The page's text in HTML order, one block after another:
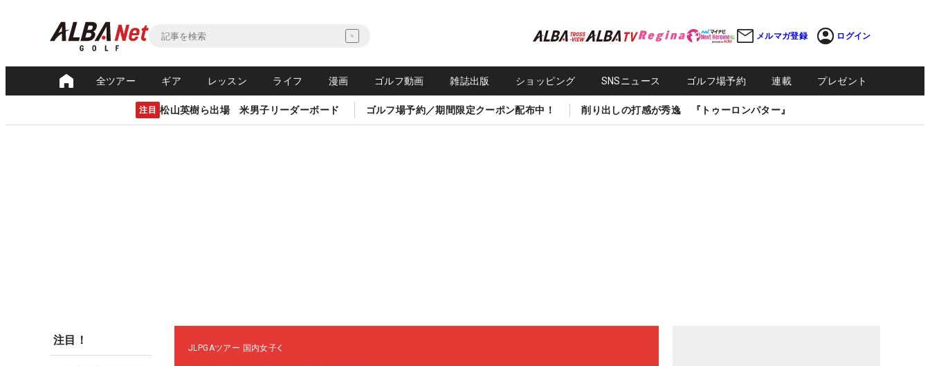
メルマガ登録 ログイン
全ツアー ギア レッスン ライフ 漫画 ゴルフ動画 雑誌出版 ショッピング SNSニュース ゴルフ場予約 連載 プレゼント
注目 松山英樹ら出場 米男子リーダーボード ゴルフ場予約／期間限定クーポン配布中！ 削り出しの打感が秀逸 『トゥーロンパター』
注目！
JLPGAツアー 国内女子